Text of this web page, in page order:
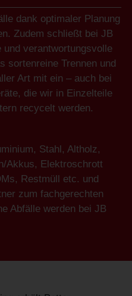
dank optimaler Planung
Zudem schließt bei JB
verantwortungsvolle
sortenreine Trennen und
Art mit ein – auch bei
die wir in Einzelteile
recycelt werden.
Stahl, Altholz,
Akkus, Elektroschrott
Restmüll etc. und
zum fachgerechten
Abfälle werden bei JB